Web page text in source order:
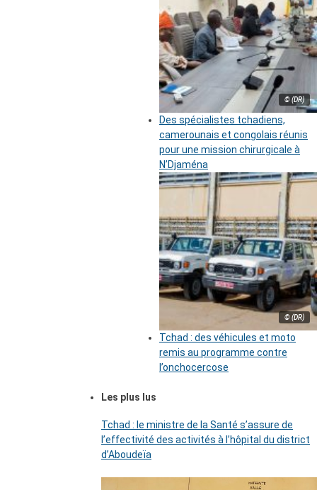
© (DR)
Des spécialistes tchadiens,
camerounais et congolais réunis
pour une mission chirurgicale à
N’Djaména
© (DR)
Tchad : des véhicules et moto
remis au programme contre
l’onchocercose
Les plus lus
Tchad : le ministre de la Santé s’assure de
l’effectivité des activités à l’hôpital du district
d’Aboudeïa